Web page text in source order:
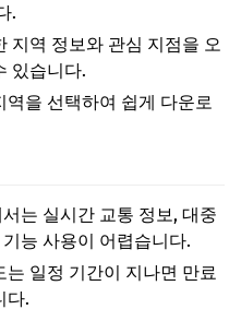
.
지역 정보와 관심 지점을 오
있습니다.
역을 선택하여 쉽게 다운로
는 실시간 교통 정보, 대중
능 사용이 어렵습니다.
는 일정 기간이 지나면 만료
다.